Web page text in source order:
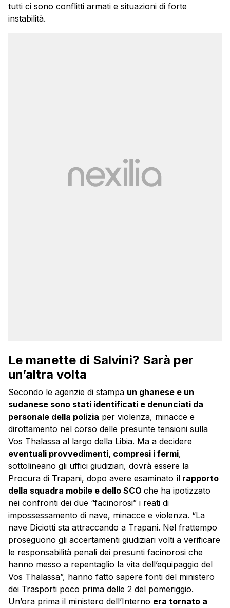
tutti ci sono conflitti armati e situazioni di forte
instabilità.
Le manette di Salvini? Sarà per
un’altra volta
Secondo le agenzie di stampa un ghanese e un
sudanese sono stati identificati e denunciati da
personale della polizia per violenza, minacce e
dirottamento nel corso delle presunte tensioni sulla
Vos Thalassa al largo della Libia. Ma a decidere
eventuali provvedimenti, compresi i fermi,
sottolineano gli uffici giudiziari, dovrà essere la
Procura di Trapani, dopo avere esaminato il rapporto
della squadra mobile e dello SCO che ha ipotizzato
nei confronti dei due “facinorosi” i reati di
impossessamento di nave, minacce e violenza. “La
nave Diciotti sta attraccando a Trapani. Nel frattempo
proseguono gli accertamenti giudiziari volti a verificare
le responsabilità penali dei presunti facinorosi che
hanno messo a repentaglio la vita dell’equipaggio del
Vos Thalassa”, hanno fatto sapere fonti del ministero
dei Trasporti poco prima delle 2 del pomeriggio.
Un’ora prima il ministero dell’Interno era tornato a